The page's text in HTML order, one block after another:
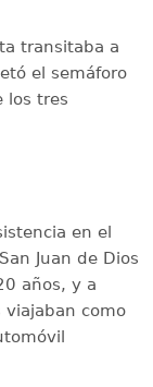
transitaba a
el semáforo
los tres
en el
Juan de Dios
años, y a
como